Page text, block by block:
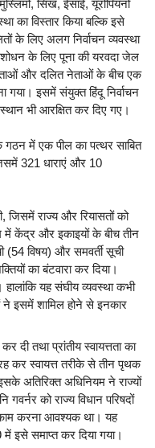
सिख, ईसाई, यूरोपियनों
का विस्तार किया बल्कि इसे
के लिए अलग निर्वाचन व्यवस्था
के लिए पूना की यरवदा जेल
और दलित नेताओं के बीच एक
इसमें संयुक्त हिंदू निर्वाचन
भी आरक्षित कर दिए गए।
गठन में एक पील का पत्थर साबित
321 धाराएं और 10
राज्य और रियासतों को
में केंद्र और इकाइयों के बीच तीन
(54 विषय) और समवर्ती सूची
का बंटवारा कर दिया।
हालांकि यह संघीय व्यवस्था कभी
ने इसमें शामिल होने से इनकार
दी तथा प्रांतीय स्वायत्तता का
कर स्वायत्त तरीके से तीन पृथक
अतिरिक्त अधिनियम ने राज्यों
गवर्नर को राज्य विधान परिषदों
काम करना आवश्यक था। यह
इसे समाप्त कर दिया गया।